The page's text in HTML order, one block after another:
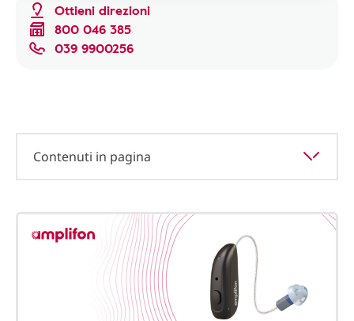
Ottieni direzioni
800 046 385
039 9900256
Contenuti in pagina